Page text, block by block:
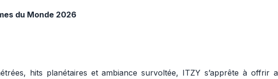
du Monde 2026
hits planétaires et ambiance survoltée, ITZY s’apprête à offrir